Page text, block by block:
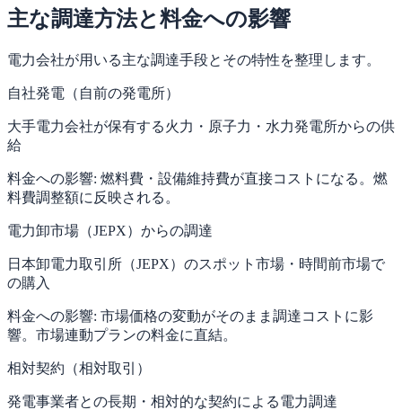
主な調達方法と料金への影響
電力会社が用いる主な調達手段とその特性を整理します。
自社発電（自前の発電所）
大手電力会社が保有する火力・原子力・水力発電所からの供
給
料金への影響: 燃料費・設備維持費が直接コストになる。燃
料費調整額に反映される。
電力卸市場（JEPX）からの調達
日本卸電力取引所（JEPX）のスポット市場・時間前市場で
の購入
料金への影響: 市場価格の変動がそのまま調達コストに影
響。市場連動プランの料金に直結。
相対契約（相対取引）
発電事業者との長期・相対的な契約による電力調達